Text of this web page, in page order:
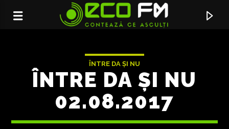
ÎNTRE DA ȘI NU
ÎNTRE DA ŞI NU
02.08.2017